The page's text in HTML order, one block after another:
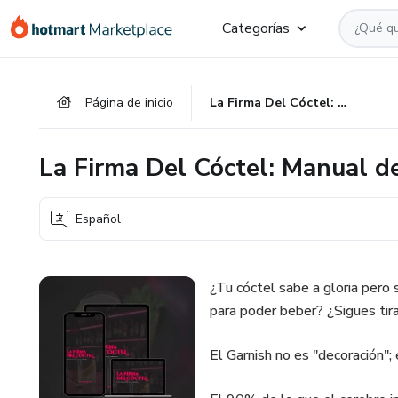
Categorías
Página de inicio La Firma Del Cóctel: Manual de Garnish, Montaje y Precisión
La Firma Del Cóctel: Manual
Español
¿Tu cóctel sabe a gloria
para poder beber? ¿Sigues
El Garnish no es